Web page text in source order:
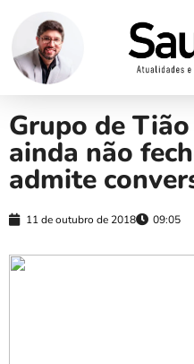
Grupo de
ainda não
admite
11 de outubro de 2018 09:05